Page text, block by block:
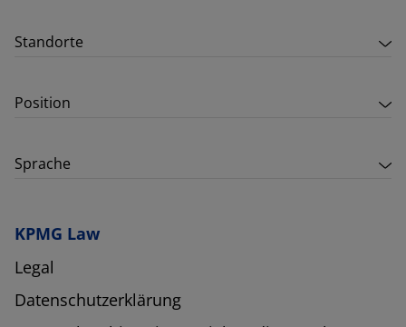
Standorte
Position
Sprache
KPMG Law
Legal
Datenschutzerklärung